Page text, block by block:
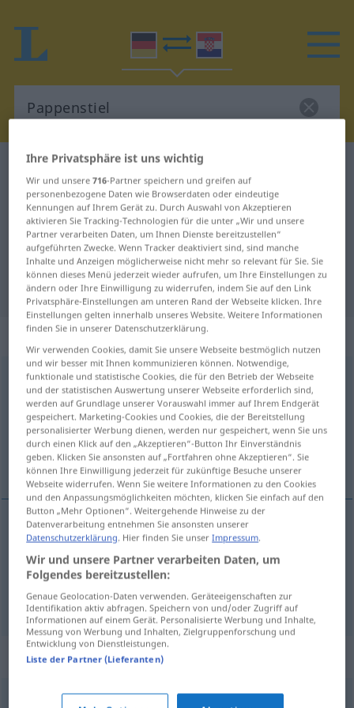
Deutsch-Kroatisch Wörterbuch
Deutsch-Kroatisch Übersetzung für
"Pappenstiel"
"Pappenstiel" Kroatisch
Übersetzung
„Pappenstiel“: Maskulinum
Pappenstielm
Übersicht aller Übersetzungen
(Für mehr Details die Übersetzung anklicken/antippen)
to nije malenkost
Beispiele
das istkeinPappenstiel UMG
tonijemalenkost
Synonyme für "Pappenstiel"
Ihre Privatsphäre ist uns wichtig
Wir und unsere716-Partner speichern und greifen auf
personenbezogene Daten wie Browserdaten oder eindeutige
Kennungen auf Ihrem Gerät zu. Durch Auswahl von Akzeptieren
aktivieren Sie Tracking-Technologien für die unter „Wir und unsere
Partner verarbeiten Daten, um Ihnen Dienste bereitzustellen“
aufgeführten Zwecke. Wenn Tracker deaktiviert sind, sind manche
Inhalte und Anzeigen möglicherweise nicht mehr so relevant für Sie. Sie
können dieses Menü jederzeit wieder aufrufen, um Ihre Einstellungen zu
ändern oder Ihre Einwilligung zu widerrufen, indem Sie auf den Link
Privatsphäre-Einstellungen am unteren Rand der Webseite klicken. Ihre
Einstellungen gelten innerhalb unseres Website. Weitere Informationen
finden Sie in unserer Datenschutzerklärung.
Wir verwenden Cookies, damit Sie unsere Webseite bestmöglich nutzen
und wir besser mit Ihnen kommunizieren können. Notwendige,
funktionale und statistische Cookies, die für den Betrieb der Webseite
und der statistischen Auswertung unserer Webseite erforderlich sind,
werden auf Grundlage unserer Vorauswahl immer auf Ihrem Endgerät
gespeichert. Marketing-Cookies und Cookies, die der Bereitstellung
personalisierter Werbung dienen, werden nur gespeichert, wenn Sie uns
durch einen Klick auf den „Akzeptieren“-Button Ihr Einverständnis
geben. Klicken Sie ansonsten auf „Fortfahren ohne Akzeptieren“. Sie
können Ihre Einwilligung jederzeit für zukünftige Besuche unserer
Webseite widerrufen. Wenn Sie weitere Informationen zu den Cookies
und den Anpassungsmöglichkeiten möchten, klicken Sie einfach auf den
Button „Mehr Optionen“. Weitergehende Hinweise zu der
Datenverarbeitung entnehmen Sie ansonsten unserer
Datenschutzerklärung. Hier finden Sie unserImpressum.
Wir und unsere Partner verarbeiten Daten, um
Folgendes bereitzustellen:
Genaue Geolocation-Daten verwenden. Geräteeigenschaften zur
Identifikation aktiv abfragen. Speichern von und/oder Zugriff auf
Informationen auf einem Gerät. Personalisierte Werbung und Inhalte,
Messung von Werbung und Inhalten, Zielgruppenforschung und
Entwicklung von Dienstleistungen.
Liste der Partner (Lieferanten)